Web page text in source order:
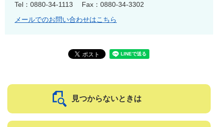
Tel：0880-34-1113
Fax：0880-34-3302
メールでのお問い合わせはこちら
見つからないときは